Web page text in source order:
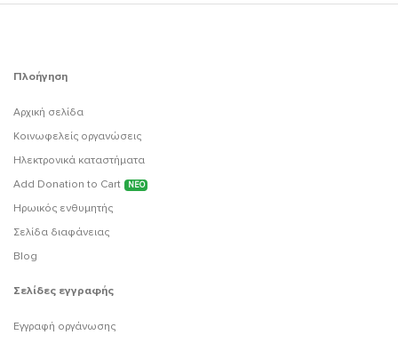
Πλοήγηση
Αρχική σελίδα
Κοινωφελείς οργανώσεις
Ηλεκτρονικά καταστήματα
Add Donation to Cart
ΝΕΟ
Ηρωικός ενθυμητής
Σελίδα διαφάνειας
Blog
Σελίδες εγγραφής
Εγγραφή οργάνωσης